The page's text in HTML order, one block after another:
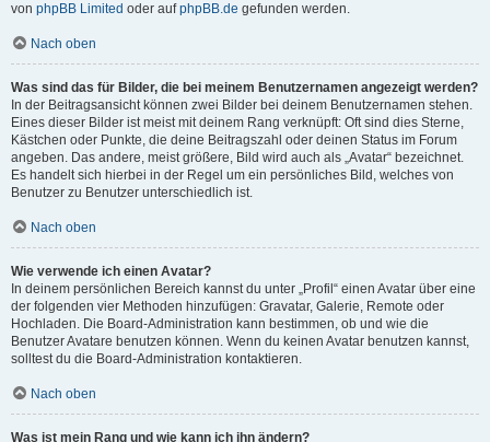
von phpBB Limited oder aufphpBB.de gefunden werden.
Nach oben
Was sind das für Bilder, die bei meinem Benutzernamen angezeigt werden?
In der Beitragsansicht können zwei Bilder bei deinem Benutzernamen stehen.
Eines dieser Bilder ist meist mit deinem Rang verknüpft: Oft sind dies Sterne,
Kästchen oder Punkte, die deine Beitragszahl oder deinen Status im Forum
angeben. Das andere, meist größere, Bild wird auch als „Avatar“ bezeichnet.
Es handelt sich hierbei in der Regel um ein persönliches Bild, welches von
Benutzer zu Benutzer unterschiedlich ist.
Nach oben
Wie verwende ich einen Avatar?
In deinem persönlichen Bereich kannst du unter „Profil“ einen Avatar über eine
der folgenden vier Methoden hinzufügen: Gravatar, Galerie, Remote oder
Hochladen. Die Board-Administration kann bestimmen, ob und wie die
Benutzer Avatare benutzen können. Wenn du keinen Avatar benutzen kannst,
solltest du die Board-Administration kontaktieren.
Nach oben
Was ist mein Rang und wie kann ich ihn ändern?